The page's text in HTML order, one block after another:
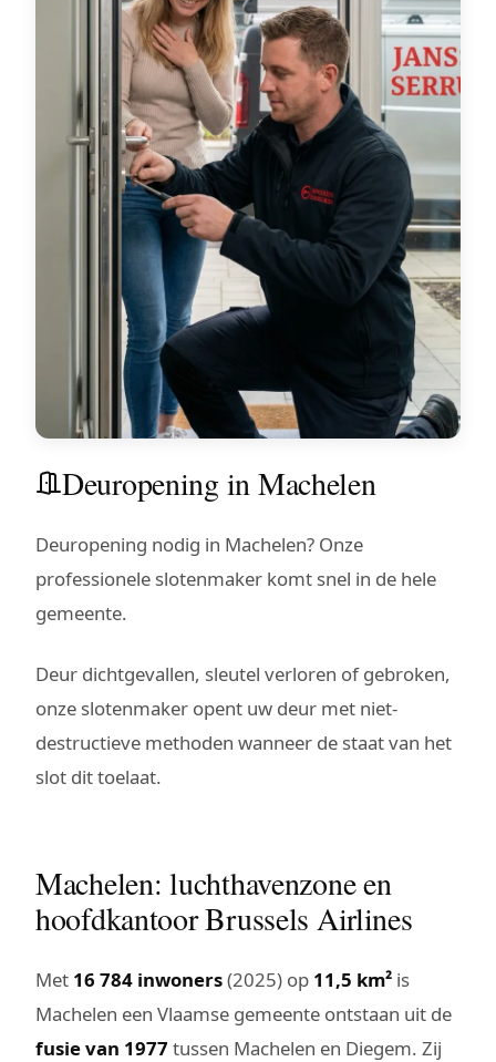
Deuropening in Machelen
Deuropening nodig in Machelen? Onze
professionele slotenmaker komt snel in de hele
gemeente.
Deur dichtgevallen, sleutel verloren of gebroken,
onze slotenmaker opent uw deur met niet-
destructieve methoden wanneer de staat van het
slot dit toelaat.
Machelen: luchthavenzone en
hoofdkantoor Brussels Airlines
Met 16 784 inwoners(2025) op 11,5 km² is
Machelen een Vlaamse gemeente ontstaan uit de
fusie van 1977 tussen Machelen en Diegem. Zij